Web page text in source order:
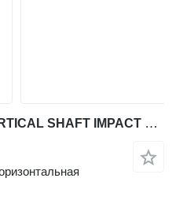
Fabo MVSI 900 MOBILE VERTICAL SHAFT IMPACT CRUSHING SCREENING PLANT